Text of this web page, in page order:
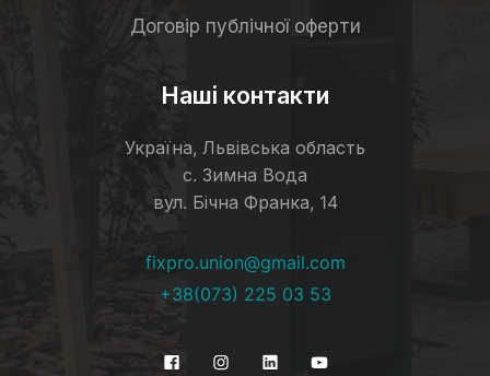
Договір публічної оферти
Наші контакти
Україна, Львівська область
с. Зимна Вода
вул. Бічна Франка, 14
fixpro.union@gmail.com
+38(073) 225 03 53